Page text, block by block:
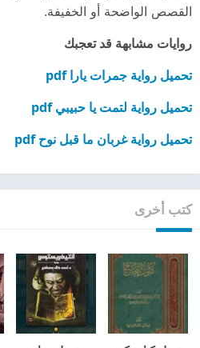
القصص الواضحة أو الخفيفة.
روايات مشابهة قد تعجبك
تحميل رواية جمرات يارا pdf
تحميل رواية لتمت يا حبيبي pdf
تحميل رواية غربان ما قبل نوح pdf
كتب أخرى